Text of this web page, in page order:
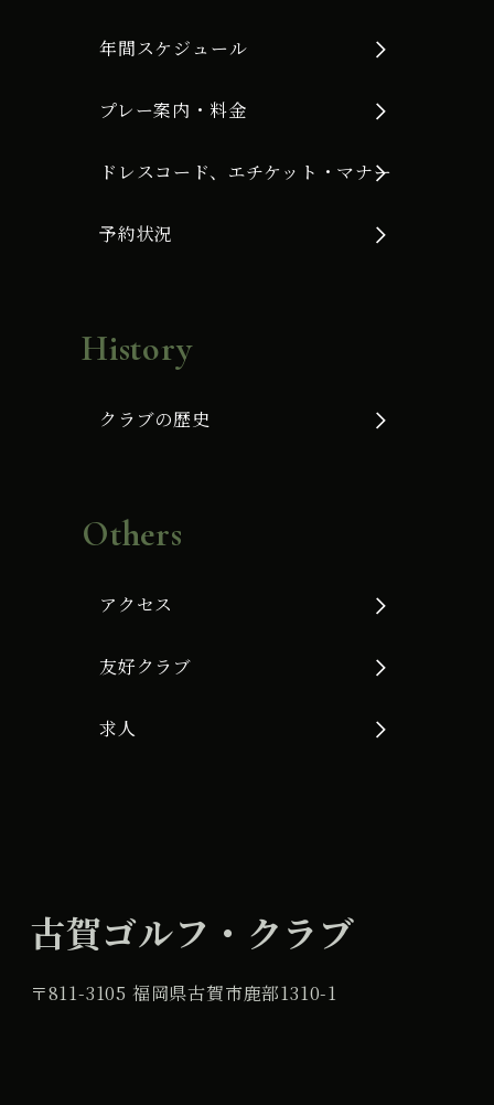
年間スケジュール
プレー案内・料金
ドレスコード、エチケット・マナー
予約状況
History
クラブの歴史
Others
アクセス
友好クラブ
求人
古賀ゴルフ・クラブ
〒811-3105 福岡県古賀市鹿部1310-1